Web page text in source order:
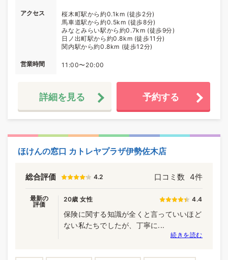
アクセス
桜木町駅から約0.1km (徒歩2分)
馬車道駅から約0.5km (徒歩8分)
みなとみらい駅から約0.7km (徒歩9分)
日ノ出町駅から約0.8km (徒歩11分)
関内駅から約0.8km (徒歩12分)
営業時間 11:00〜20:00
詳細を見る 予約する
ほけんの窓口 カトレヤプラザ伊勢佐木店
総合評価 4.2 口コミ数 4件
最新の
評価
20歳 女性 4.4
保険に関する知識が全くと言っていいほど
ない私たちでしたが、丁寧に...
続きを読む